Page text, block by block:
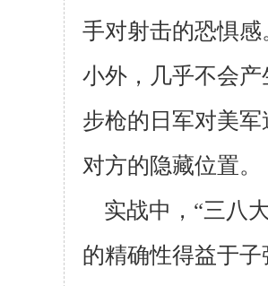
手对射击的恐惧感
小外，几乎不会产
步枪的日军对美
对方的隐藏位置。
实战中，“三八
的精确性得益于